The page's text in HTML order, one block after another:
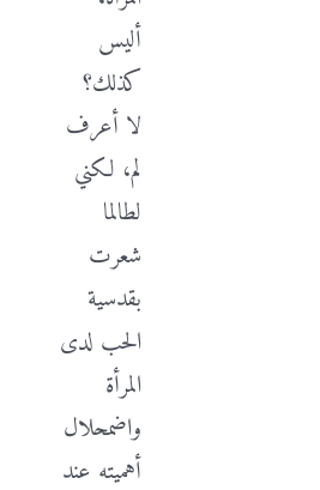
أليس
كذلك؟
لا أعرف
لم، لكني
لطالما
شعرت
بقدسية
الحب لدى
المرأة
واضمحلال
أهميته عند